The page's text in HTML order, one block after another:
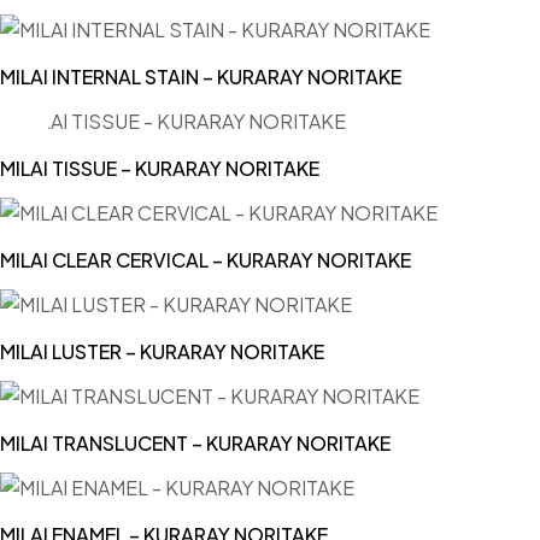
MILAI INTERNAL STAIN – KURARAY NORITAKE
MILAI TISSUE – KURARAY NORITAKE
MILAI CLEAR CERVICAL – KURARAY NORITAKE
MILAI LUSTER – KURARAY NORITAKE
MILAI TRANSLUCENT – KURARAY NORITAKE
MILAI ENAMEL – KURARAY NORITAKE